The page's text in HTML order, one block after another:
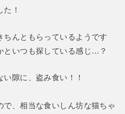
！
ちんともらっているようです
といつも探している感じ…？
隙に、盗み食い！！
で、相当な食いしん坊な猫ちゃ